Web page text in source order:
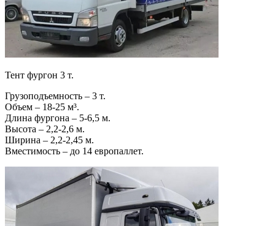
Тент фургон 3 т.
Грузоподъемность – 3 т.
Объем – 18-25 м³.
Длина фургона – 5-6,5 м.
Высота – 2,2-2,6 м.
Ширина – 2,2-2,45 м.
Вместимость – до 14 европаллет.